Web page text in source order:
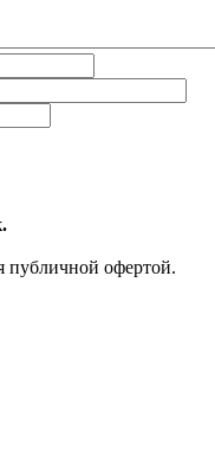
публичной офертой.